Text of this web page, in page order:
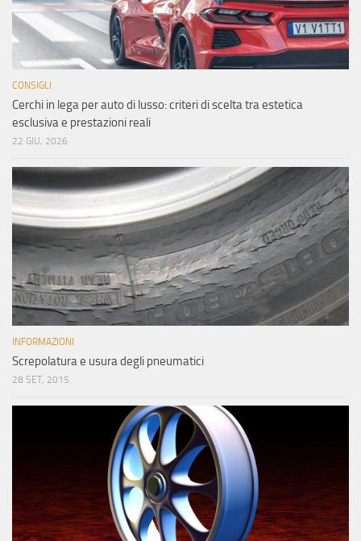
CONSIGLI
Cerchi in lega per auto di lusso: criteri di scelta tra estetica
esclusiva e prestazioni reali
22 GIU, 2026
INFORMAZIONI
Screpolatura e usura degli pneumatici
28 SET, 2015